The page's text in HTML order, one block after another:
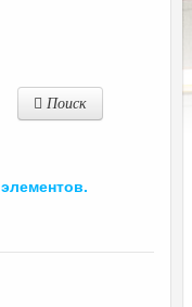
Поиск
элементов.